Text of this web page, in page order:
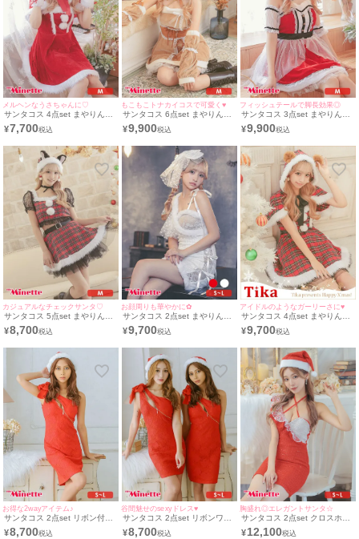
メルヘンなうさちゃんに♡
サンタコス 4点set まやりん着
用ふわふわ白いファー垂れ耳デ
ザインポンポン付きベアトップ
ンタ コスプレ [フード付きケー
プ＋ワンピース＋カフス＋透明
ストラップ]
¥7,700
もこもこトナカイコスで可愛く♥
サンタコス 6点set まやりん着
用レースアップコルセットクロ
スホルターネックトナカイアニ
[チョーカー+ワンピース+コル
セット+カチューシャ＋付け袖
＋透明ストラップ]
¥9,900
フィッシュテールで脚長効果◎
サンタコス 3点set まやりん着
用キラメ付きふわふわホワイト
チュールアメリカンスリーブク
コスプレ [ワンピース+サンタ
帽子+付け袖]
¥9,900
カジュアルなチェックサンタ♡
サンタコス 5点set まやりん着
用レースフリルタータンチェッ
ク柄セパレートふわふわAライ
[チョーカー＋トップス+スカー
ト＋ベルト＋サンタ帽子]
¥8,700
お顔周りも華やかに✿
サンタコス 2点set まやりん着
用シアーレースサイドドットチ
ュールワンショルダーツイード
ボン](S～L)
¥9,700
アイドルのようなガーリーさに♥
サンタコス 4点set まやりん着
用ベアー耳付きケープタータン
チェックふわふわフレア アニ
付きケープ＋ワンピース+ベル
ト＋透明ストラップ]
¥9,700
お得な2wayアイテム♪
サンタコス 2点set リボン付き
ワンショルダータイトシースル
ーフラワーレース サンタ コス
¥8,700
谷間魅せのsexyドレス♥
サンタコス 2点set リボンワン
ショルダージップシアーレース
サンタ コスプレ [ワンピース
¥8,700
胸盛れ◎エレガントサンタ☆
サンタコス 2点set クロスホル
ターネックワンショルダーフリ
ルアシメツイードラメ サンタ
¥12,100